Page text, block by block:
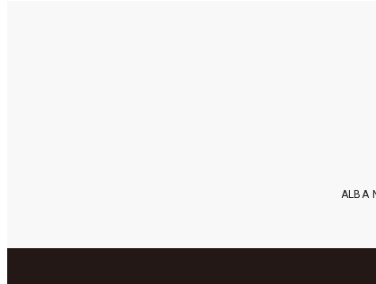
ALBA